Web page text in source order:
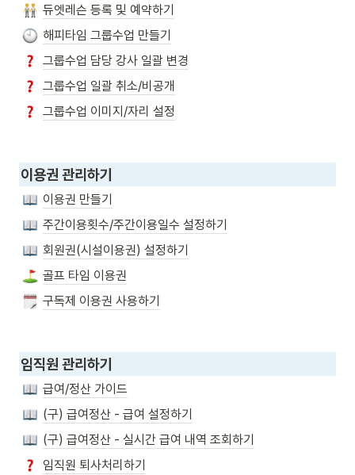
듀엣레슨 등록 및 예약하기
해피타임 그룹수업 만들기
그룹수업 담당 강사 일괄 변경
그룹수업 일괄 취소/비공개
그룹수업 이미지/자리 설정
이용권 관리하기
이용권 만들기
주간이용횟수/주간이용일수 설정하기
회원권(시설이용권) 설정하기
골프 타임 이용권
구독제 이용권 사용하기
임직원 관리하기
급여/정산 가이드
(구) 급여정산 - 급여 설정하기
(구) 급여정산 - 실시간 급여 내역 조회하기
임직원 퇴사처리하기